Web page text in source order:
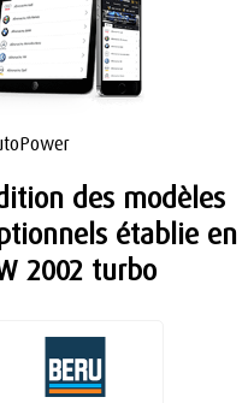
des modèles
établie en
2002 turbo